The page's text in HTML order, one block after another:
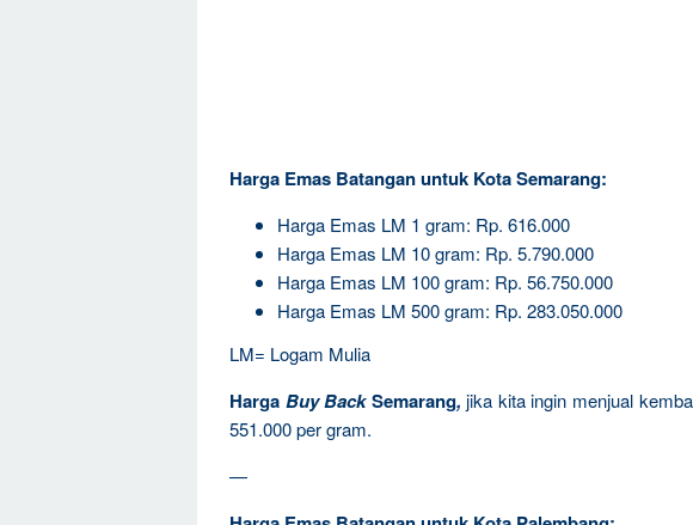
Harga Emas Batangan untuk Kota Semarang:
Harga Emas LM 1 gram: Rp. 616.000
Harga Emas LM 10 gram: Rp. 5.790.000
Harga Emas LM 100 gram: Rp. 56.750.000
Harga Emas LM 500 gram: Rp. 283.050.000
LM= Logam Mulia
Harga Buy BackSemarang,jika kita ingin menjual
551.000 per gram.
—